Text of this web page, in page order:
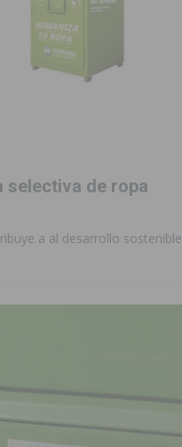
selectiva de ropa
a al desarrollo sostenible